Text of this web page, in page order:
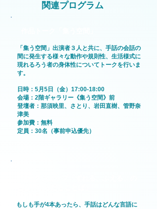
​関連プログラム
「集う空間」出演者３人と共に、手話の会話の
間に発生する様々な動作や規則性、生活様式に
現れるろう者の身体性についてトークを行いま
す。
日時：5月5日（金）17:00-18:00
​会場：2階ギャラリー《集う空間》前
登壇者：那須映里、さとり、岩田直樹、管野奈
津美
参加費：無料
定員：30名（事前申込優先）
もし も手が4本あったら、手話はどんな言語に